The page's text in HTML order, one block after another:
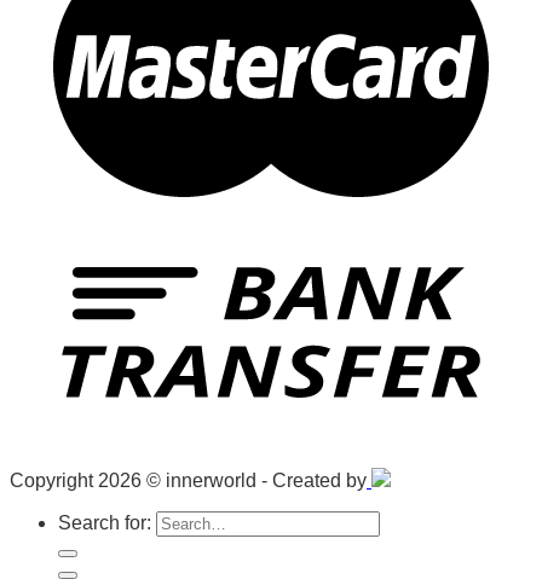
Copyright 2026 © innerworld - Created by
Search for: